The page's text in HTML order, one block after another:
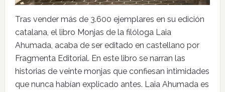
Tras vender más de 3.600 ejemplares en su edición
catalana, el libro Monjas de la filóloga Laia
Ahumada, acaba de ser editado en castellano por
Fragmenta Editorial. En este libro se narran las
historias de veinte monjas que confiesan intimidades
que nunca habían explicado antes. Laia Ahumada es